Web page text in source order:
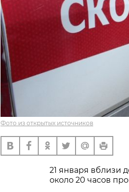
Фото из открытых источников
21 января вблизи
около 20 часов